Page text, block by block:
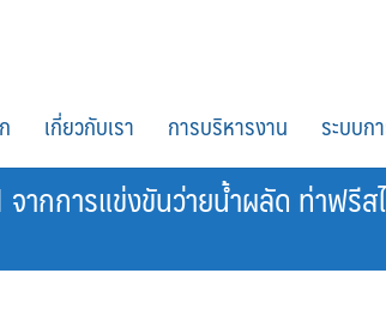
เกี่ยวกับเรา การบริหารงาน ระบบก
กการแข่งขันว่ายน้ำผลัด ท่าฟรีส